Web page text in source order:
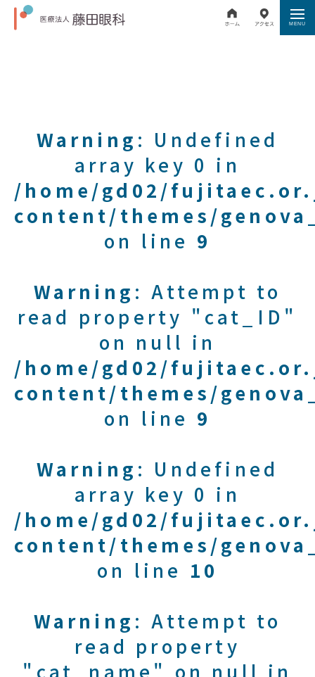
Warning : Undefined
array key 0 in
/home/gd02/
content/themes/
on line 9
Warning : Attempt to
read property "cat_ID"
on null in
/home/gd02/
content/themes/
on line 9
Warning : Undefined
array key 0 in
/home/gd02/
content/themes/
on line 10
Warning : Attempt to
read property
"cat_name" on null in